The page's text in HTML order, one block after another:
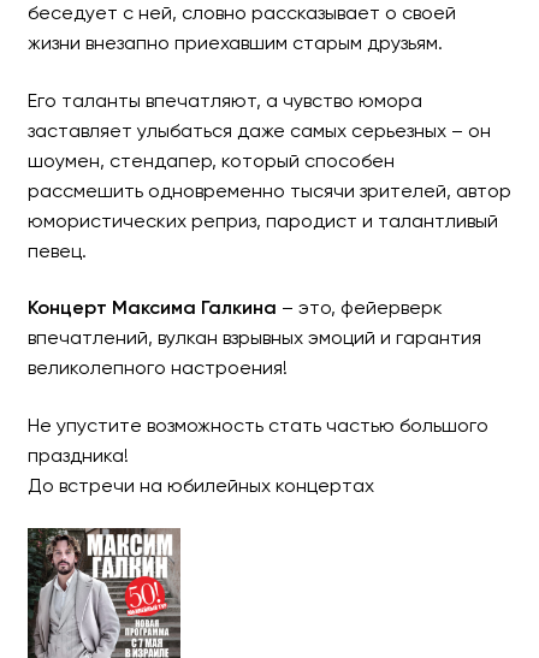
беседует с ней, словно рассказывает о своей
жизни внезапно приехавшим старым друзьям.
Его таланты впечатляют, а чувство юмора
заставляет улыбаться даже самых серьезных – он
шоумен, стендапер, который способен
рассмешить одновременно тысячи зрителей, автор
юмористических реприз, пародист и талантливый
певец.
Концерт Максима Галкина – это, фейерверк
впечатлений, вулкан взрывных эмоций и гарантия
великолепного настроения!
Не упустите возможность стать частью большого
праздника!
До встречи на юбилейных концертах